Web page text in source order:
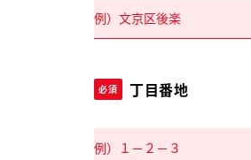
必須 丁目番地